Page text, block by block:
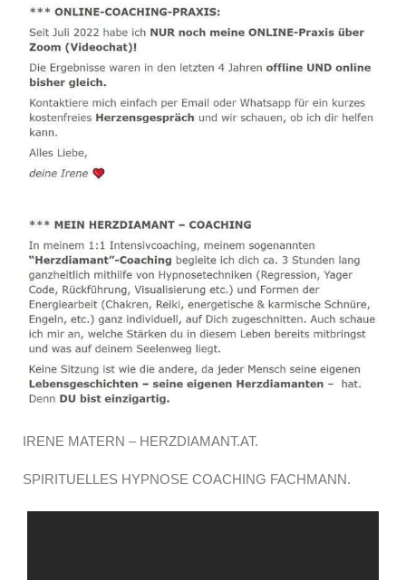
IRENE MATERN – HERZDIAMANT.AT.
SPIRITUELLES HYPNOSE COACHING FACHMANN.